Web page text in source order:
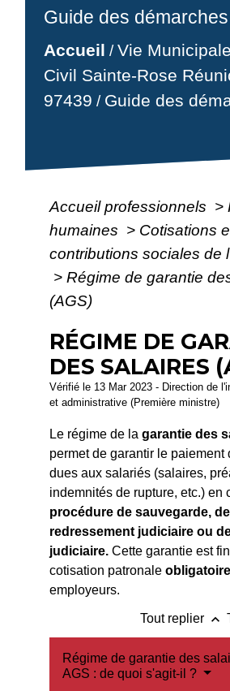
Guide des démarches
Accueil /Vie Municipale
Civil Sainte-Rose
97439 / Guide des
Accueil professionnels >
humaines > Cotisations
contributions sociales de
> Régime de garantie
(AGS)
RÉGIME DE
DES SALAIRES
Vérifié le 13 Mar 2023 - Direction de
et administrative (Première ministre)
Le régime de lagarantie des
permet de garantir le paiement
dues aux salariés (salaires,
indemnités de rupture, etc.) en
procédure de sauvegarde, de
redressement judiciaire ou
judiciaire. Cette garantie est
cotisation patronaleobligatoire
employeurs.
Tout replier keyboard_arrow_up
Régime de garantie des
AGS : de quoi s'agit-il ?